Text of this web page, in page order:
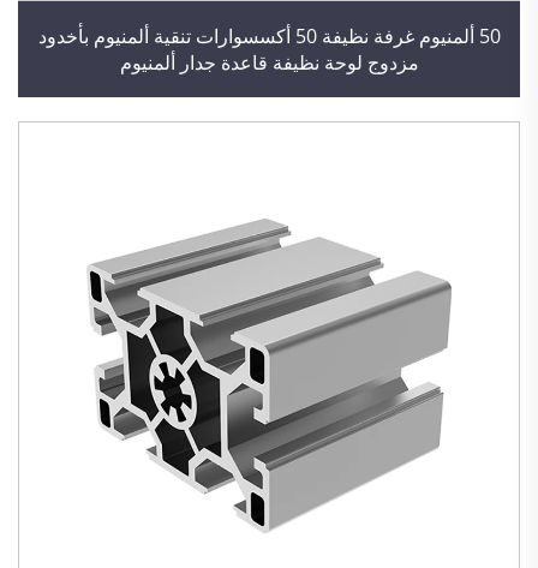
50 ألمنيوم غرفة نظيفة 50 أكسسوارات تنقية ألمنيوم بأخدود
مزدوج لوحة نظيفة قاعدة جدار ألمنيوم